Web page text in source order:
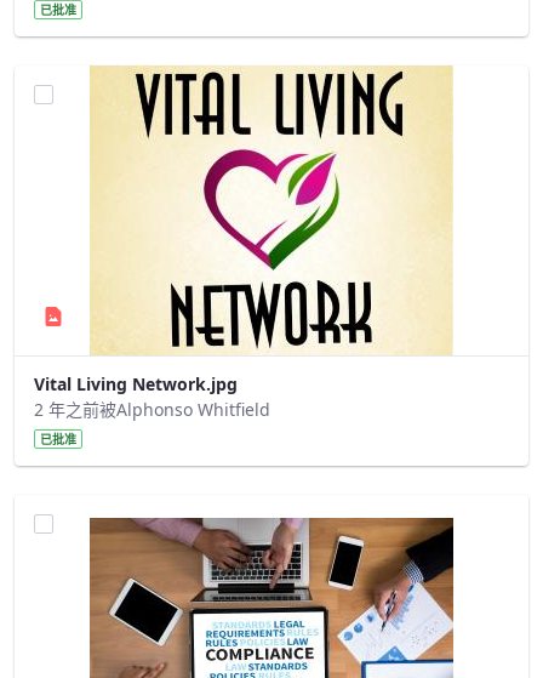
已批准
Vital Living Network.jpg
2 年之前被Alphonso Whitfield
已批准